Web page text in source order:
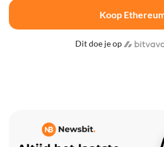
Koop
Dit doe je op